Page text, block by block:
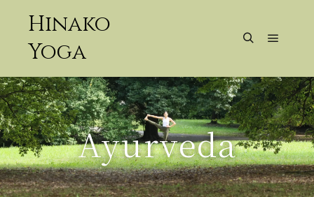
Hinako
Yoga
Ayurveda